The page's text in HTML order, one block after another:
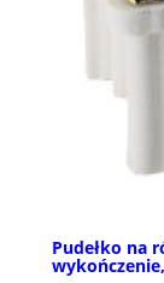
Pudełko na